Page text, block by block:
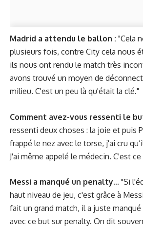
Madrid a attendu le ballon : "Cela
plusieurs fois, contre City cela nous
ils nous ont rendu le match très
avons trouvé un moyen de
milieu. C'est un peu là qu'était la clé."
Comment avez-vous ressenti le
ressenti deux choses : la joie et puis
frappé le nez avec le torse, j'ai cru
J'ai même appelé le médecin. C'est
Messi a manqué un penalty... "Si
haut niveau de jeu, c'est grâce à
fait un grand match, il a juste
avec ce but sur penalty. On dit